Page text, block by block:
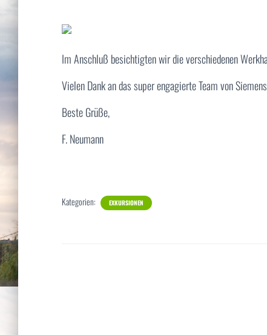
Im Anschluß besichtigten wir die verschiedenen
Vielen Dank an das super engagierte Team von
Beste Grüße,
F. Neumann
Kategorien: EXKURSIONEN